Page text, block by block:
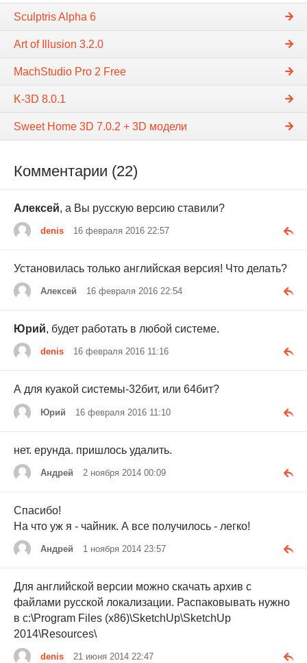
Sculptris Alpha 6
Art of Illusion 3.2.0
MachStudio Pro 2 Free
K-3D 8.0.1
Sweet Home 3D 7.0.2 + 3D модели
Комментарии (22)
Алексей, а Вы русскую версию ставили?
denis 16 февраля 2016 22:57
Установилась только английская версия! Что делать?
Алексей 16 февраля 2016 22:54
Юрий, будет работать в любой системе.
denis 16 февраля 2016 11:16
А для куакой системы-32бит, или 64бит?
Юрий 16 февраля 2016 11:10
нет. ерунда. пришлось удалить.
Андрей 2 ноября 2014 00:09
Спасибо!
На что уж я - чайник. А все получилось - легко!
Андрей 1 ноября 2014 23:57
Для английской версии можно скачать архив с
файлами русской локализации. Распаковывать нужно
в c:\Program Files (x86)\SketchUp\SketchUp
2014\Resources\
denis 21 июня 2014 22:47